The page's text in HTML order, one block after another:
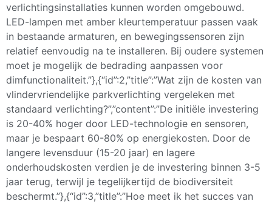
verlichtingsinstallaties kunnen worden omgebouwd.
LED-lampen met amber kleurtemperatuur passen vaak
in bestaande armaturen, en bewegingssensoren zijn
relatief eenvoudig na te installeren. Bij oudere systemen
moet je mogelijk de bedrading aanpassen voor
dimfunctionaliteit.”},{“id”:2,”title”:”Wat zijn de kosten van
vlindervriendelijke parkverlichting vergeleken met
standaard verlichting?”,”content”:”De initiële investering
is 20-40% hoger door LED-technologie en sensoren,
maar je bespaart 60-80% op energiekosten. Door de
langere levensduur (15-20 jaar) en lagere
onderhoudskosten verdien je de investering binnen 3-5
jaar terug, terwijl je tegelijkertijd de biodiversiteit
beschermt.”},{“id”:3,”title”:”Hoe meet ik het succes van